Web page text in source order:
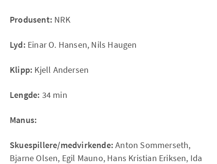
Produsent: NRK
Lyd: Einar O. Hansen, Nils Haugen
Klipp: Kjell Andersen
Lengde: 34 min
Manus:
Skuespillere/medvirkende: Anton Sommerseth,
Bjarne Olsen, Egil Mauno, Hans Kristian Eriksen, Ida